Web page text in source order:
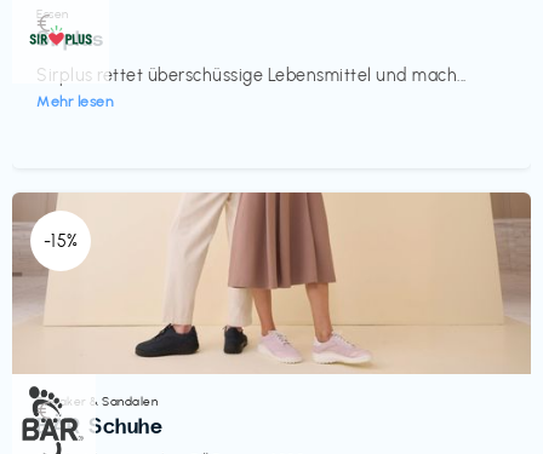
Essen
Sirplus
Sirplus rettet überschüssige Lebensmittel und mach...
Mehr lesen
€‎
-15%
Sneaker & Sandalen
BÄR Schuhe
€‎